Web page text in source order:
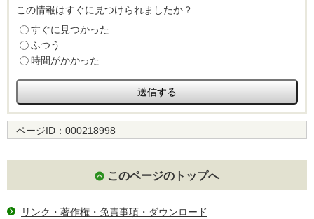
この情報はすぐに見つけられましたか？
すぐに見つかった
ふつう
時間がかかった
ページID： 000218998
このページのトップへ
リンク・著作権・免責事項・ダウンロード